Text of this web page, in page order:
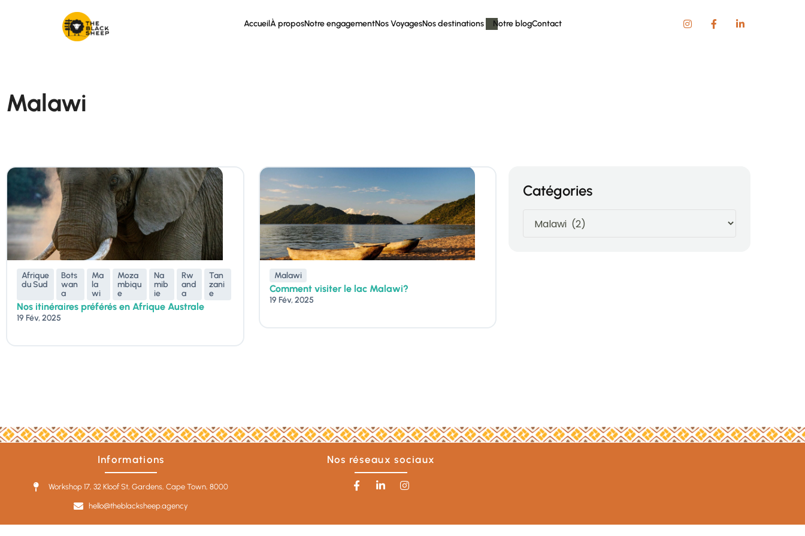
AccueilÀ proposNotre engagementNos VoyagesNos destinations Notre blogContact
Malawi
Afrique
du Sud
Bots
wan
a
Ma
la
wi
Moza
mbiqu
e
Na
mib
ie
Rw
and
a
Tan
zani
e
Nos itinéraires préférés en Afrique Australe
19 Fév, 2025
Malawi
Comment visiter le lac Malawi?
19 Fév, 2025
Catégories
Informations
Workshop 17, 32 Kloof St, Gardens, Cape Town, 8000
hello@theblacksheep.agency
Nos réseaux sociaux